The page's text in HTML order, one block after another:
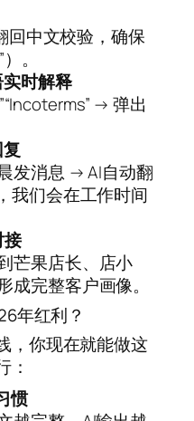
中文校验，确保
。
时解释
→ 弹出
发消息 → AI自动翻
我们会在工作时间
接
芒果店长、店小
成完整客户画像。
年红利？
，你现在就能做这
：
惯